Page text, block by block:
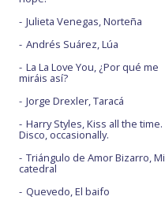
Julieta Venegas, Norteña
Andrés Suárez, Lúa
La La Love You, ¿Por qué me
miráis así?
Jorge Drexler, Taracá
Harry Styles, Kiss all the time.
Disco, occasionally.
Triángulo de Amor Bizarro, Mi
catedral
Quevedo, El baifo